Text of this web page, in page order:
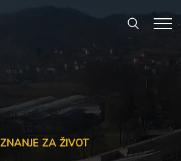
ZNANJE ZA ŽIVOT